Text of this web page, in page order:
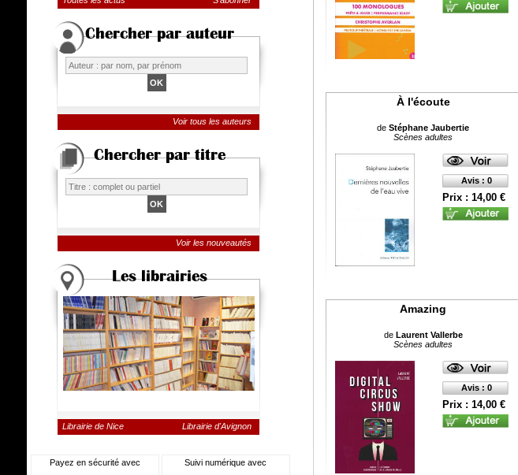
Chercher par auteur
Voir tous les auteurs
Chercher par titre
Voir les nouveautés
Les librairies
Librairie de Nice Librairie d'Avignon
Payez en sécurité avec Suivi numérique avec
À l'écoute
deStéphane Jaubertie
Scènes adultes
Avis : 0
Prix : 14,00 €
Amazing
de Laurent Vallerbe
Scènes adultes
Avis : 0
Prix : 14,00 €